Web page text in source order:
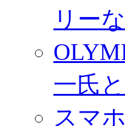
リー
一氏
スマ